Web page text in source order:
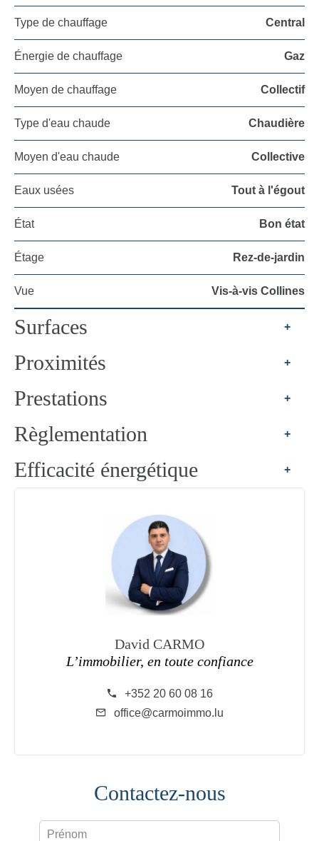
Type de chauffage Central
Énergie de chauffage Gaz
Moyen de chauffage Collectif
Type d'eau chaude Chaudière
Moyen d'eau chaude Collective
Eaux usées Tout à l'égout
État Bon état
Étage Rez-de-jardin
Vue Vis-à-vis Collines
Surfaces +
Proximités +
Prestations +
Règlementation +
Efficacité énergétique +
David CARMO
L’immobilier, en toute confiance
+352 20 60 08 16
office@carmoimmo.lu
Contactez-nous